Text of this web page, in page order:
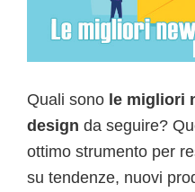
Quali sono le migliori
design da seguire?
ottimo strumento per
su tendenze, nuovi